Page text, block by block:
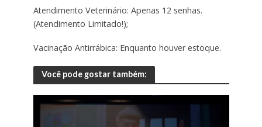
Atendimento Veterinário: Apenas 12 senhas.
(Atendimento Limitado!);
Vacinação Antirrábica: Enquanto houver estoque.
Você pode gostar também: